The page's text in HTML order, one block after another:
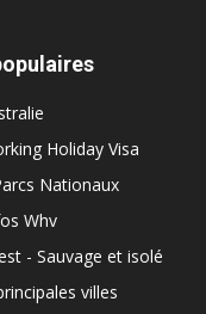
Holiday Visa
Nationaux
Whv
- Sauvage et isolé
villes